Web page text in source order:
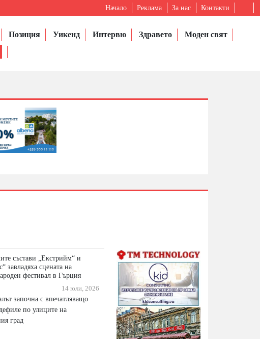
Начало Реклама За нас Контакти
Позиция Уикенд Интервю Здравето
Моден свят
състави „Екстрийм“ и
завладяха сцената на
фестивал в Гърция
14 юли, 2026
започна с впечатляващо
по улиците на
град